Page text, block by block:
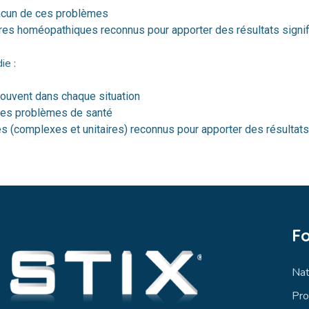
de ces problèmes
homéopathiques reconnus pour apporter des résultats
:
dans chaque situation
problèmes de santé
(complexes et unitaires) reconnus pour apporter des